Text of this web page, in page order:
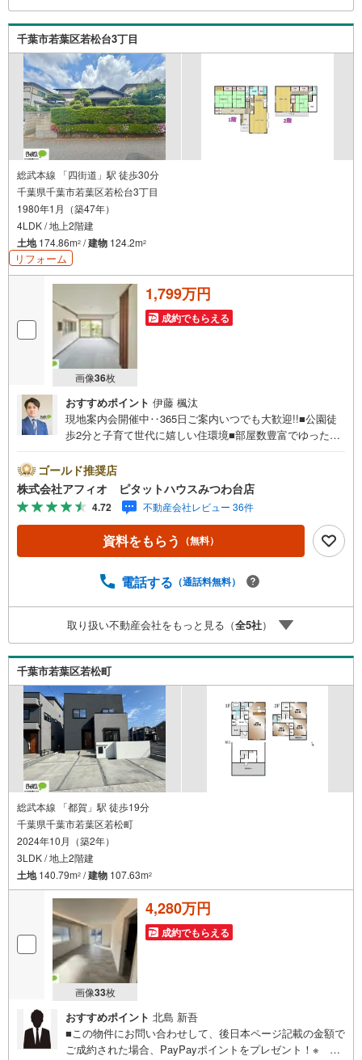
千葉市若葉区若松台3丁目
総武本線 「四街道」駅 徒歩30分
千葉県千葉市若葉区若松台3丁目
1980年1月（築47年）
4LDK / 地上2階建
土地174.86m2 /建物 124.2m2
リフォーム
画像36枚
1,799万円
成約でもらえる
おすすめポイント 伊藤 楓汰
現地案内会開催中‥365日ご案内いつでも大歓迎!!■公園徒
歩2分と子育て世代に嬉しい住環境■部屋数豊富でゆったり
始められます■全居室6帖以上のゆとりあるプライベート空
間を確保■南道路につき陽当たり良好■小さなお子様のいる
ご家庭に嬉しい寛ぎの和室■開放的な吹抜■2部屋から出入
り出来る広々バルコニー●お客様の笑顔のために。・* 千
葉県の不動産のことなら株式会社アフィオにお任せくださ
い！● お客様の一生の宝物になるお家探しの、心強いパー
相談には迅速にご対応致します！お気軽にお問合せ下さい
す。・売却のご相談も秘密厳守でスピーディーに対応。‥
株式会社アフィオで今すぐ検索‥
ゴールド推奨店
株式会社アフィオ ピタットハウスみつわ台店
4.72 不動産会社レビュー 36件
資料をもらう （無料）
電話する （通話料無料）
取り扱い不動産会社をもっと見る（全5社）
千葉市若葉区若松町
総武本線 「都賀」駅 徒歩19分
千葉県千葉市若葉区若松町
2024年10月（築2年）
3LDK / 地上2階建
土地140.79m2 /建物 107.63m2
画像33枚
4,280万円
成約でもらえる
おすすめポイント 北島 新吾
■この物件にお問い合わせして、後日本ページ記載の金額で
ご成約された場合、PayPayポイントをプレゼント！※ 条